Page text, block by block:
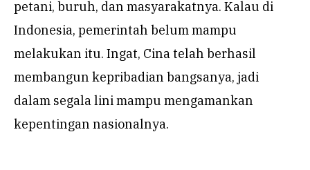
petani, buruh, dan masyarakatnya. Kalau di
Indonesia, pemerintah belum mampu
melakukan itu. Ingat, Cina telah berhasil
membangun kepribadian bangsanya, jadi
dalam segala lini mampu mengamankan
kepentingan nasionalnya.